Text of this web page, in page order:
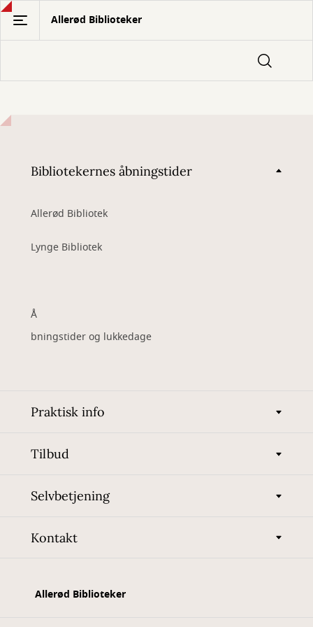
Gå
hovedindhold
Allerød Biblioteker
Bibliotekernes åbningstider
Allerød Bibliotek
Lynge Bibliotek
Å
bningstider og lukkedage
Praktisk info
Tilbud
Selvbetjening
Kontakt
Allerød Biblioteker